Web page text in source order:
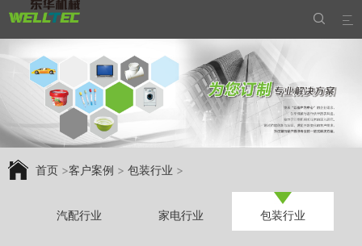


首页>客户案例 > 包装行业 >
汽配行业 家电行业 包装行业